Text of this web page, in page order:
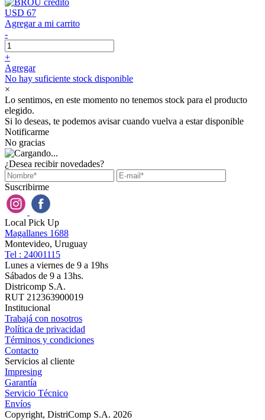
USD 67
Agregar a mi carrito
-
+
Agregar
No hay suficiente stock disponible
×
Lo sentimos, en este momento no tenemos stock para el producto
elegido.
Si lo deseas, te podemos avisar cuando vuelva a estar disponible
Notificarme
No gracias
¿Desea recibir novedades?
Suscribirme
Local Pick Up
Magallanes 1688
Montevideo, Uruguay
Tel : 24001115
Lunes a viernes de 9 a 19hs
Sábados de 9 a 13hs.
Districomp S.A.
RUT 212363900019
Institucional
Trabajá con nosotros
Política de privacidad
Términos y condiciones
Contacto
Servicios al cliente
Impresing
Garantía
Servicio Técnico
Envíos
Copyright, DistriComp S.A. 2026